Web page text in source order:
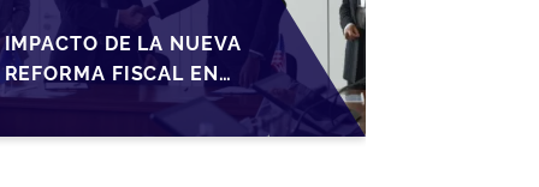
IMPACTO DE LA NUEVA
REFORMA FISCAL EN
LA TRANSMISIÓN DE
PYMES EN ESPAÑA